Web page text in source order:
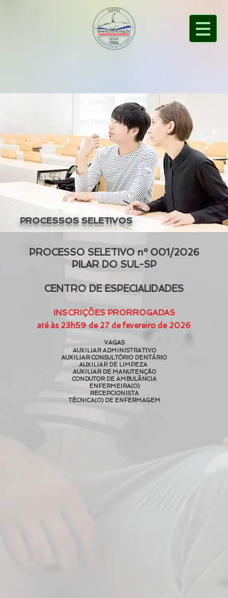
PROCESSOS SELETIVOS
PROCESSO SELETIVO nº 001/2026
PILAR DO SUL-SP
CENTRO DE ESPECIALIDADES
INSCRIÇÕES PRORROGADAS
até às 23h59 de 27 de fevereiro de 2026
VAGAS
AUXILIAR ADMINISTRATIVO
AUXILIAR CONSULTÓRIO DENTÁRIO
AUXILIAR DE LIMPEZA
AUXILIAR DE MANUTENÇÃO
CONDUTOR DE AMBULÂNCIA
ENFERMEIRA(O)
RECEPCIONISTA
TÉCNICA(O) DE ENFERMAGEM